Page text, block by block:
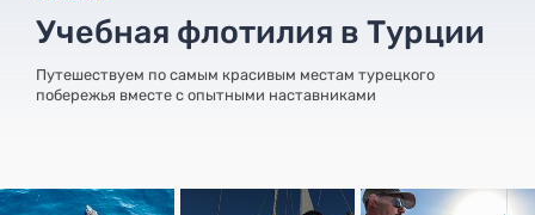
Учебная флотилия в Турции
Путешествуем по самым красивым местам турецкого
побережья вместе с опытными наставниками